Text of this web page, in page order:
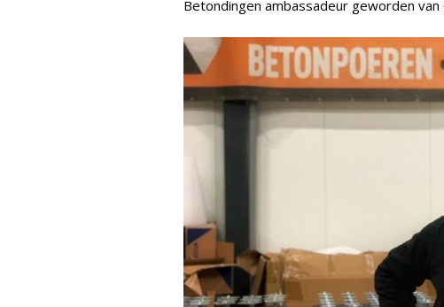
Betondingen ambassadeur geworden